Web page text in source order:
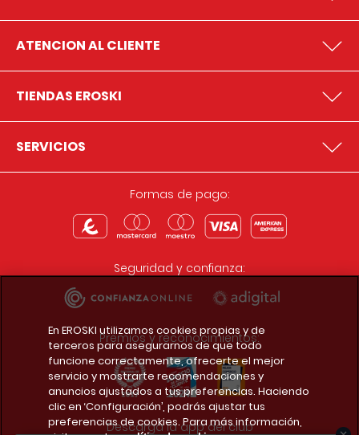
ATENCION AL CLIENTE
TIENDAS EROSKI
SERVICIOS
Formas de pago:
Seguridad y confianza:
Premios y reconocimientos:
Descarga la app del club
En EROSKI utilizamos cookies propias y de
terceros para asegurarnos de que todo
funcione correctamente, ofrecerte el mejor
servicio y mostrarte recomendaciones y
anuncios ajustados a tus preferencias. Haciendo
clic en ‘Configuración’, podrás ajustar tus
preferencias de cookies. Para más información,